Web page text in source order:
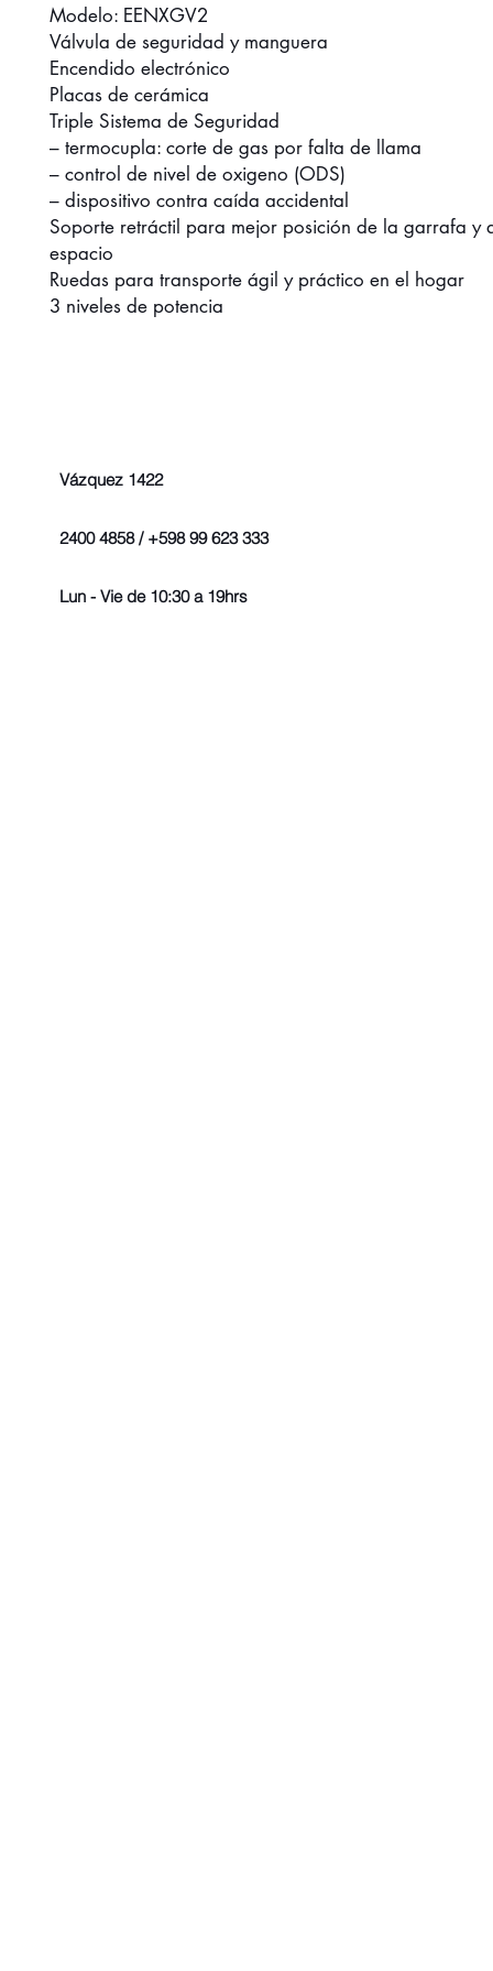
Modelo: EENXGV2
Válvula de seguridad y manguera
Encendido electrónico
Placas de cerámica
Triple Sistema de Seguridad
– termocupla: corte de gas por falta de llama
– control de nivel de oxigeno (ODS)
– dispositivo contra caída accidental
Soporte retráctil para mejor posición de la garrafa y
espacio
Ruedas para transporte ágil y práctico en el hogar
3 niveles de potencia
Vázquez 1422
2400 4858 / +598 99 623 333
Lun - Vie de 10:30 a 19hrs